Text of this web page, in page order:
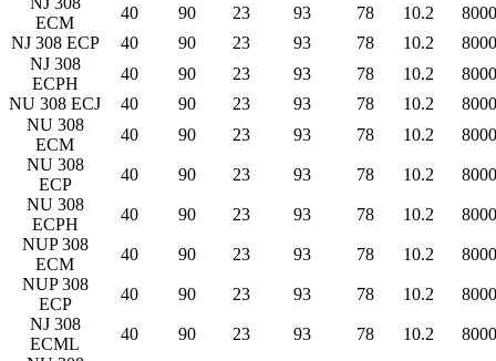
ECM
40 90 23 93 78 10.2
8000
NJ 308 ECP
40 90 23 93 78 10.2
8000
NJ 308
ECPH
40 90 23 93 78 10.2
8000
NU 308 ECJ
40 90 23 93 78 10.2
8000
NU 308
ECM
40 90 23 93 78 10.2
8000
NU 308
ECP
40 90 23 93 78 10.2
8000
NU 308
ECPH
40 90 23 93 78 10.2
8000
NUP 308
ECM
40 90 23 93 78 10.2
8000
NUP 308
ECP
40 90 23 93 78 10.2
8000
NJ 308
ECML
40 90 23 93 78 10.2
8000